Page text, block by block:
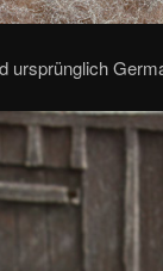
ursprünglich